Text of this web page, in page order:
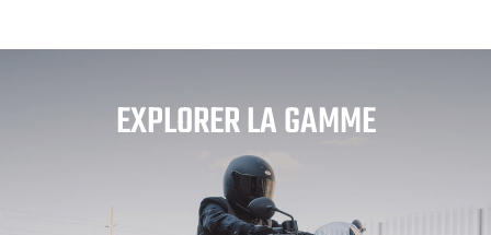
EXPLORER LA GAMME